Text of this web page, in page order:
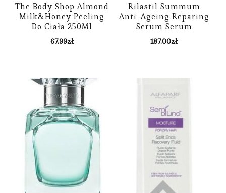
The Body Shop Almond
Milk&Honey Peeling
Do Ciała 250Ml
67.99zł
Rilastil Summum
Anti-Ageing Reparing
Serum Serum
Przeciwstarzeniowe
Do Twarzy 25 ml
187.00zł